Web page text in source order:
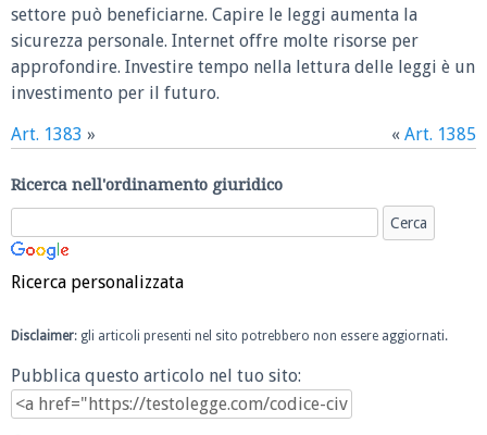
settore può beneficiarne. Capire le leggi aumenta la
sicurezza personale. Internet offre molte risorse per
approfondire. Investire tempo nella lettura delle leggi è un
investimento per il futuro.
Art. 1383 » « Art. 1385
Ricerca nell'ordinamento giuridico
Ricerca personalizzata
Disclaimer: gli articoli presenti nel sito potrebbero non essere aggiornati.
Pubblica questo articolo nel tuo sito: